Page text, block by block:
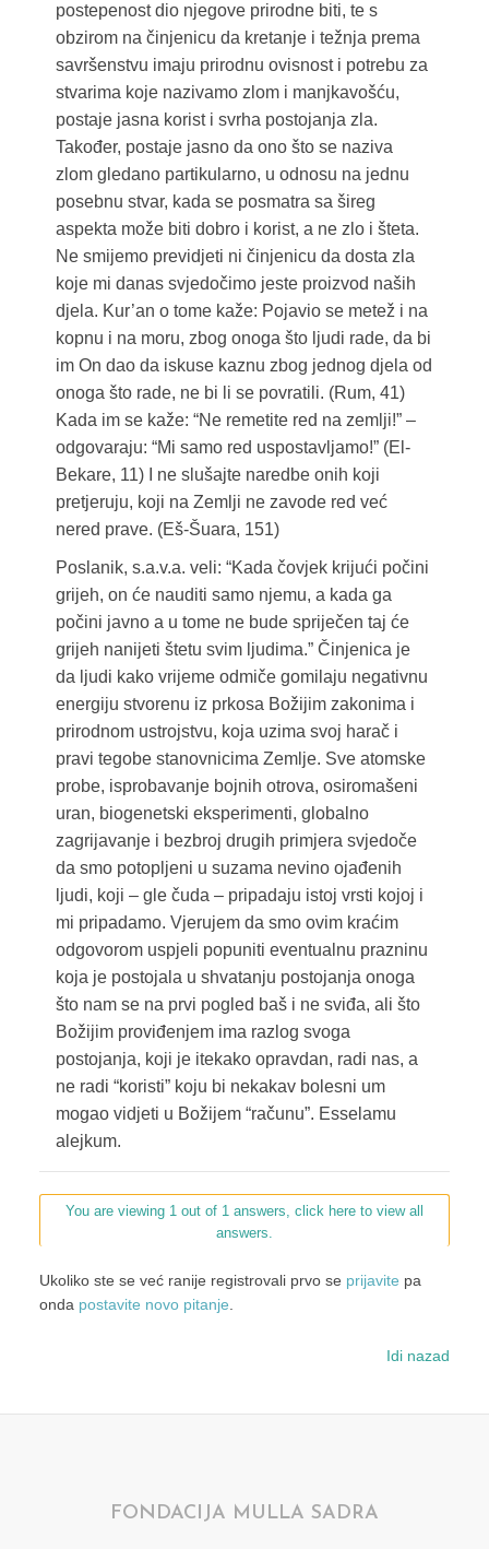
postepenost dio njegove prirodne biti, te s
obzirom na činjenicu da kretanje i težnja prema
savršenstvu imaju prirodnu ovisnost i potrebu za
stvarima koje nazivamo zlom i manjkavošću,
postaje jasna korist i svrha postojanja zla.
Također, postaje jasno da ono što se naziva
zlom gledano partikularno, u odnosu na jednu
posebnu stvar, kada se posmatra sa šireg
aspekta može biti dobro i korist, a ne zlo i šteta.
Ne smijemo previdjeti ni činjenicu da dosta zla
koje mi danas svjedočimo jeste proizvod naših
djela. Kur’an o tome kaže: Pojavio se metež i na
kopnu i na moru, zbog onoga što ljudi rade, da bi
im On dao da iskuse kaznu zbog jednog djela od
onoga što rade, ne bi li se povratili. (Rum, 41)
Kada im se kaže: “Ne remetite red na zemlji!” –
odgovaraju: “Mi samo red uspostavljamo!” (El-
Bekare, 11) I ne slušajte naredbe onih koji
pretjeruju, koji na Zemlji ne zavode red već
nered prave. (Eš-Šuara, 151)
Poslanik, s.a.v.a. veli: “Kada čovjek krijući počini
grijeh, on će nauditi samo njemu, a kada ga
počini javno a u tome ne bude spriječen taj će
grijeh nanijeti štetu svim ljudima.” Činjenica je
da ljudi kako vrijeme odmiče gomilaju negativnu
energiju stvorenu iz prkosa Božijim zakonima i
prirodnom ustrojstvu, koja uzima svoj harač i
pravi tegobe stanovnicima Zemlje. Sve atomske
probe, isprobavanje bojnih otrova, osiromašeni
uran, biogenetski eksperimenti, globalno
zagrijavanje i bezbroj drugih primjera svjedoče
da smo potopljeni u suzama nevino ojađenih
ljudi, koji – gle čuda – pripadaju istoj vrsti kojoj i
mi pripadamo. Vjerujem da smo ovim kraćim
odgovorom uspjeli popuniti eventualnu prazninu
koja je postojala u shvatanju postojanja onoga
što nam se na prvi pogled baš i ne sviđa, ali što
Božijim proviđenjem ima razlog svoga
postojanja, koji je itekako opravdan, radi nas, a
ne radi “koristi” koju bi nekakav bolesni um
mogao vidjeti u Božijem “računu”. Esselamu
alejkum.
You are viewing 1 out of 1 answers, click here to view all
answers.
Ukoliko ste se već ranije registrovali prvo se prijavite pa
onda postavite novo pitanje.
Idi nazad
FONDACIJA MULLA SADRA